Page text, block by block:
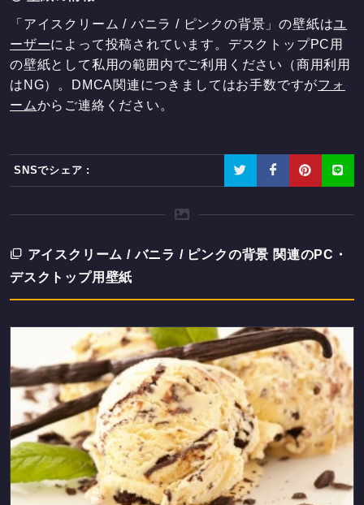
「アイスクリーム / バニラ / ピンクの背景」の壁紙はユ
ーザーによって投稿されています。デスクトップPC用
の壁紙として私用の範囲内でご利用ください（商用利用
はNG）。DMCA関連につきましてはお手数ですがフォ
ームからご連絡ください。
SNSでシェア :
アイスクリーム / バニラ / ピンクの背景 関連のPC・
デスクトップ用壁紙